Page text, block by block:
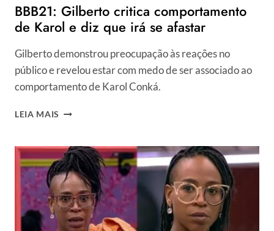
BBB21: Gilberto critica comportamento
de Karol e diz que irá se afastar
Gilberto demonstrou preocupação às reações no
público e revelou estar com medo de ser associado ao
comportamento de Karol Conká.
LEIA MAIS BBB21:
COMPORTAMENTO
DE
KAROL
E
DIZ
QUE
IRÁ